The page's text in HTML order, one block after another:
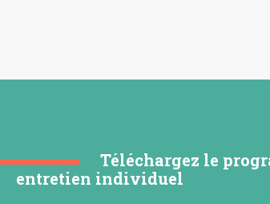
Téléchargez le
entretien individuel